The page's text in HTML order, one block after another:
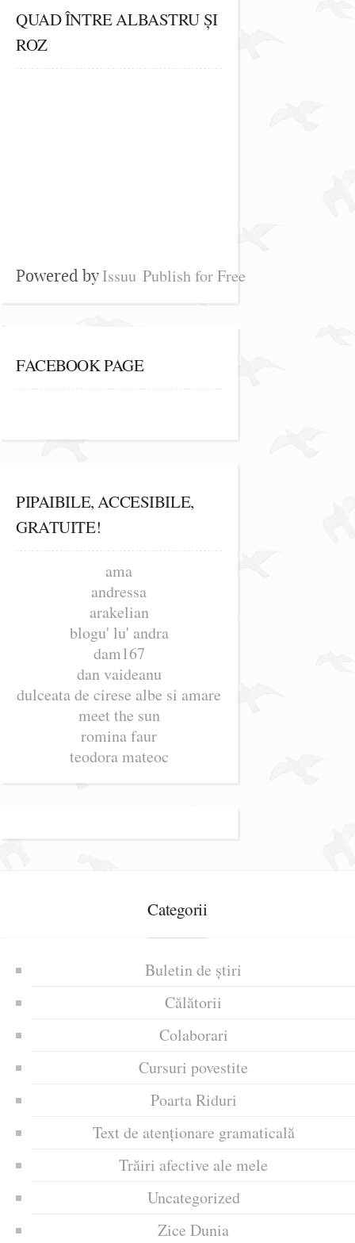
QUAD ÎNTRE ALBASTRU ȘI
ROZ
Powered byIssuu Publish for Free
FACEBOOK PAGE
PIPAIBILE, ACCESIBILE,
GRATUITE!
ama
andressa
arakelian
blogu' lu' andra
dam167
dan vaideanu
dulceata de cirese albe si amare
meet the sun
romina faur
teodora mateoc
Categorii
Buletin de știri
Călătorii
Colaborari
Cursuri povestite
Poarta Riduri
Text de atenționare gramaticală
Trăiri afective ale mele
Uncategorized
Zice Dunia